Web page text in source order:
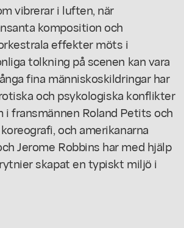
vibrerar i luften, när
komposition och
effekter möts i
tolkning på scenen kan vara
fina människoskildringar har
och psykologiska konflikter
i fransmännen Roland Petits och
och amerikanarna
Jerome Robbins har med hjälp
skapat en typiskt miljö i